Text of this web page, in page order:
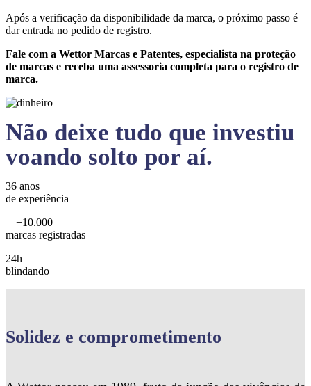
Após a verificação da disponibilidade da marca, o próximo passo é
dar entrada no pedido de registro.
Fale com a Wettor Marcas e Patentes, especialista na proteção
de marcas e receba uma assessoria completa para o registro de
marca.
Não deixe tudo que investiu
voando solto por aí.
36 anos
de experiência
+10.000
marcas registradas
24h
blindando
Solidez e comprometimento